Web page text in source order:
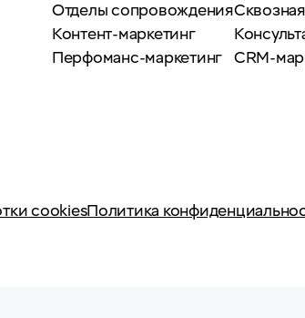
Отделы сопровождения
Контент-маркетинг
Перфоманс-маркетинг
CRM-
cookiesПолитика